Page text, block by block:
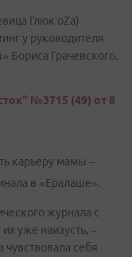
Глюк’oZа)
у руководителя
Бориса Грачевского.
№3715 (49) от 8
карьеру мамы –
в «Ералаше».
журнала с
уже наизусть, –
чувствовала себя